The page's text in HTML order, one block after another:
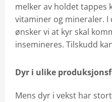
melker av holdet tappes
vitaminer og mineraler. I
ønsker vi at kyr skal
insemineres. Tilskudd
Dyr i ulike
Mens dyr i vekst har